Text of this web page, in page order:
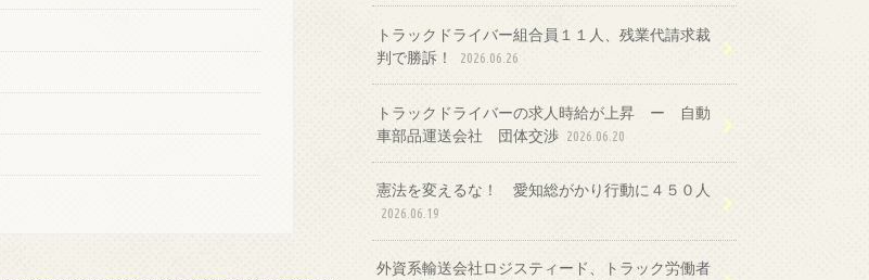
トラックドライバー組合員１１人、残業代請求裁
判で勝訴！
2026.06.26
トラックドライバーの求人時給が上昇 ー 自動
車部品運送会社 団体交渉 2026.06.20
憲法を変えるな！ 愛知総がかり行動に４５０人
2026.06.19
外資系輸送会社ロジスティード、トラック労働者